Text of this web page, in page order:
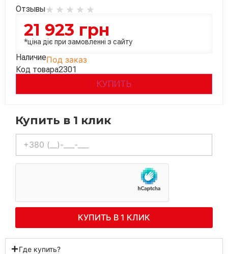
Отзывы
21 923 грн
*ціна діє при замовленні з сайту
НаличиеПод заказ
Код товара2301
КУПИТЬ
Купить в 1 клик
Телефон*
КУПИТЬ В 1 КЛИК
Где купить?